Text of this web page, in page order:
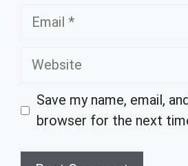
Email
Website
Save my name, email,
browser for the next